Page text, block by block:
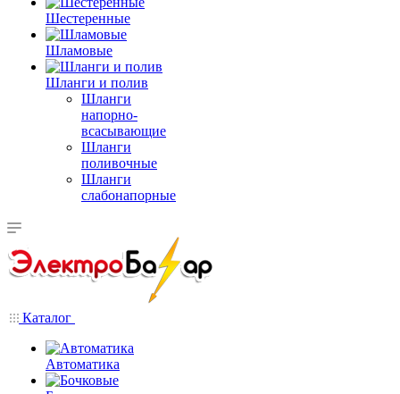
Шестеренные
Шламовые
Шланги и полив
Шланги
напорно-
всасывающие
Шланги
поливочные
Шланги
слабонапорные
Каталог
Автоматика